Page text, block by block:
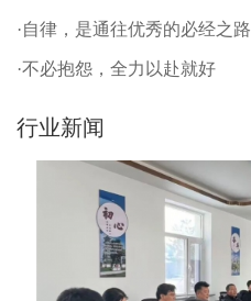
·自律，是通往优秀的必经之路
·不必抱怨，全力以赴就好
行业新闻